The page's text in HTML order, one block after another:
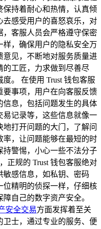
持着耐心和热情，认真倾
去感受用户的喜怒哀乐，对
客服人员会严格遵守保密
，确保用户的隐私安全万
见，不断地对服务质量进
的工匠，力求做到尽善尽
。 在使用 Trust 钱包客服
要事项，用户在向客服反馈
信息，包括问题发生的具体
易记录等，这些信息就像一
打开问题的大门，了解问
，让问题能够在最短的时
持警惕，小心一些不法分子
正规的 Trust 钱包客服绝对
敏感信息，如私钥、密码
精明的侦探一样，仔细核
自己的数字资产安全。
安全交易方面发挥着至关
士，通过专业的服务、便